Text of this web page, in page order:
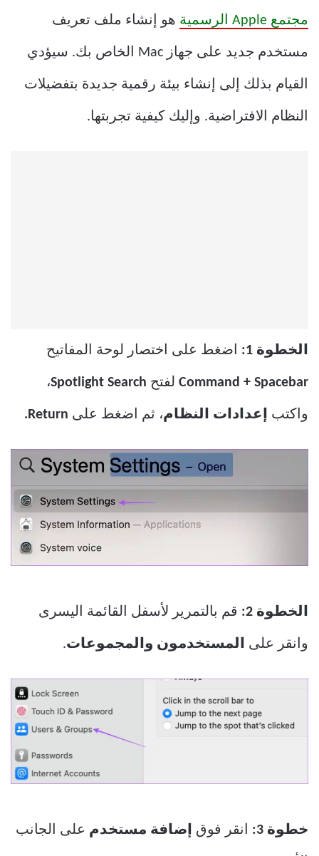
مجتمع Apple الرسمية هو إنشاء ملف تعريف
مستخدم جديد على جهاز Mac الخاص بك. سيؤدي
القيام بذلك إلى إنشاء بيئة رقمية جديدة بتفضيلات
النظام الافتراضية. وإليك كيفية تجربتها.
الخطوة 1: اضغط على اختصار لوحة المفاتيح
Command + Spacebar لفتح Spotlight Search،
واكتب إعدادات النظام، ثم اضغط على Return.
الخطوة 2: قم بالتمرير لأسفل القائمة اليسرى
وانقر على المستخدمون والمجموعات.
خطوة 3: انقر فوق إضافة مستخدم على الجانب